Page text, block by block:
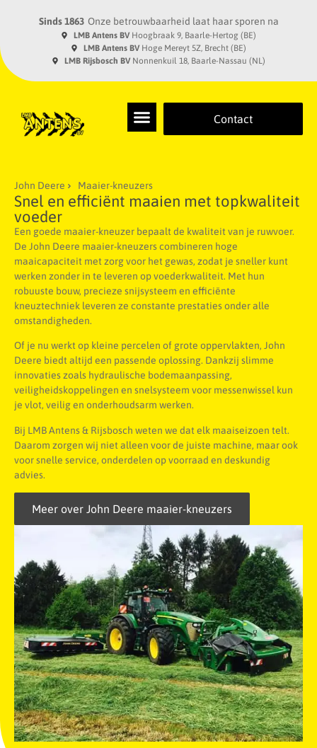
Sinds 1863 Onze betrouwbaarheid laat haar sporen na
LMB Antens BVHoogbraak 9, Baarle-Hertog (BE)
LMB Antens BVHoge Mereyt 5Z, Brecht (BE)
LMB Rijsbosch BV Nonnenkuil 18, Baarle-Nassau (NL)
Contact
John Deere Maaier-kneuzers
Snel en efficiënt maaien met topkwaliteit
voeder
Een goede maaier-kneuzer bepaalt de kwaliteit van je ruwvoer.
De John Deere maaier-kneuzers combineren hoge
maaicapaciteit met zorg voor het gewas, zodat je sneller kunt
werken zonder in te leveren op voederkwaliteit. Met hun
robuuste bouw, precieze snijsysteem en efficiënte
kneuztechniek leveren ze constante prestaties onder alle
omstandigheden.
Of je nu werkt op kleine percelen of grote oppervlakten, John
Deere biedt altijd een passende oplossing. Dankzij slimme
innovaties zoals hydraulische bodemaanpassing,
veiligheidskoppelingen en snelsysteem voor messenwissel kun
je vlot, veilig en onderhoudsarm werken.
Bij LMB Antens & Rijsbosch weten we dat elk maaiseizoen telt.
Daarom zorgen wij niet alleen voor de juiste machine, maar ook
voor snelle service, onderdelen op voorraad en deskundig
advies.
Meer over John Deere maaier-kneuzers